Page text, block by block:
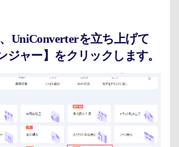
UniConverterを立ち上げて
ジャー】をクリックします。